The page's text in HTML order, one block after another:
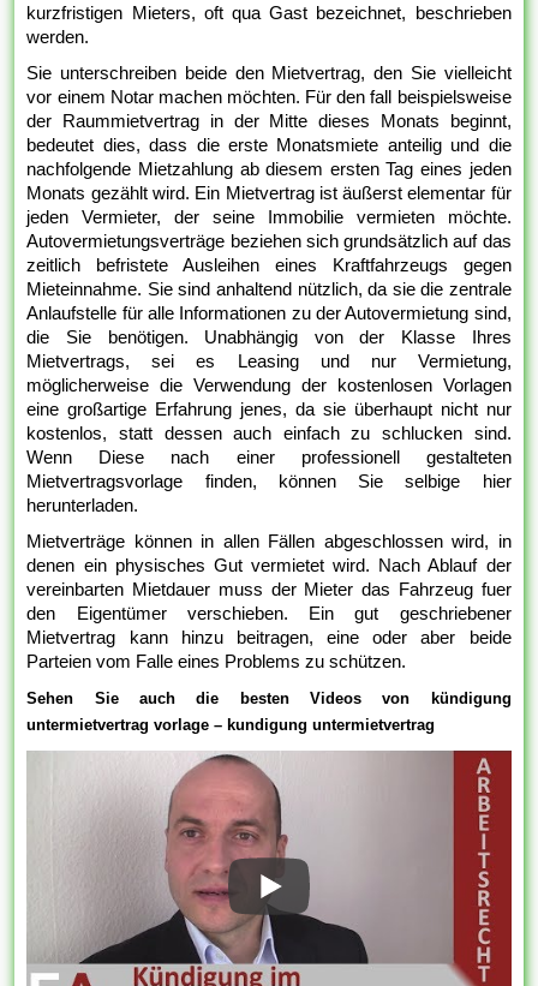
kurzfristigen Mieters, oft qua Gast bezeichnet, beschrieben
werden.
Sie unterschreiben beide den Mietvertrag, den Sie vielleicht
vor einem Notar machen möchten. Für den fall beispielsweise
der Raummietvertrag in der Mitte dieses Monats beginnt,
bedeutet dies, dass die erste Monatsmiete anteilig und die
nachfolgende Mietzahlung ab diesem ersten Tag eines jeden
Monats gezählt wird. Ein Mietvertrag ist äußerst elementar für
jeden Vermieter, der seine Immobilie vermieten möchte.
Autovermietungsverträge beziehen sich grundsätzlich auf das
zeitlich befristete Ausleihen eines Kraftfahrzeugs gegen
Mieteinnahme. Sie sind anhaltend nützlich, da sie die zentrale
Anlaufstelle für alle Informationen zu der Autovermietung sind,
die Sie benötigen. Unabhängig von der Klasse Ihres
Mietvertrags, sei es Leasing und nur Vermietung,
möglicherweise die Verwendung der kostenlosen Vorlagen
eine großartige Erfahrung jenes, da sie überhaupt nicht nur
kostenlos, statt dessen auch einfach zu schlucken sind.
Wenn Diese nach einer professionell gestalteten
Mietvertragsvorlage finden, können Sie selbige hier
herunterladen.
Mietverträge können in allen Fällen abgeschlossen wird, in
denen ein physisches Gut vermietet wird. Nach Ablauf der
vereinbarten Mietdauer muss der Mieter das Fahrzeug fuer
den Eigentümer verschieben. Ein gut geschriebener
Mietvertrag kann hinzu beitragen, eine oder aber beide
Parteien vom Falle eines Problems zu schützen.
Sehen Sie auch die besten Videos von kündigung
untermietvertrag vorlage – kundigung untermietvertrag